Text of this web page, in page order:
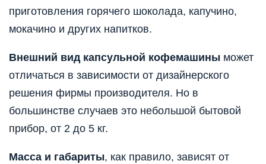
приготовления горячего шоколада, капучино,
мокачино и других напитков.
Внешний вид капсульной кофемашины может
отличаться в зависимости от дизайнерского
решения фирмы производителя. Но в
большинстве случаев это небольшой бытовой
прибор, от 2 до 5 кг.
Масса и габариты, как правило, зависят от